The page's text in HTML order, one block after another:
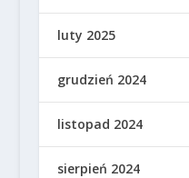
luty 2025
grudzień 2024
listopad 2024
sierpień 2024